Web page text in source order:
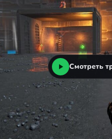
Смотреть